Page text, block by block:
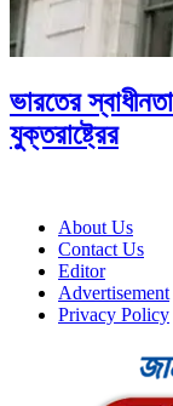
ভারতের
যুক্তরাষ্ট্রের
About Us
Contact Us
Editor
Advertisement
Privacy Policy